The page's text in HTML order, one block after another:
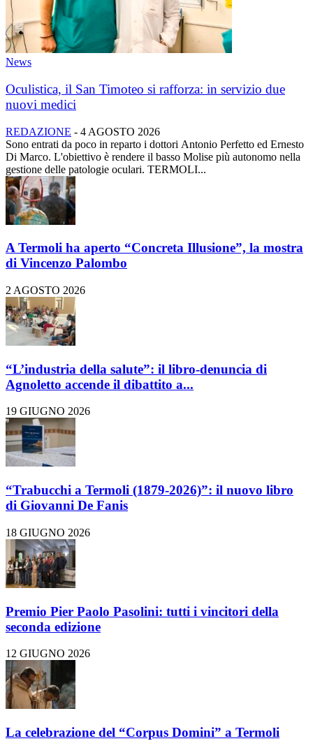
News
Oculistica, il San Timoteo si rafforza: in servizio due
nuovi medici
REDAZIONE - 4 AGOSTO 2026
Sono entrati da poco in reparto i dottori Antonio Perfetto ed Ernesto
Di Marco. L'obiettivo è rendere il basso Molise più autonomo nella
gestione delle patologie oculari. TERMOLI...
A Termoli ha aperto “Concreta Illusione”, la mostra
di Vincenzo Palombo
2 AGOSTO 2026
“L’industria della salute”: il libro-denuncia di
Agnoletto accende il dibattito a...
19 GIUGNO 2026
“Trabucchi a Termoli (1879-2026)”: il nuovo libro
di Giovanni De Fanis
18 GIUGNO 2026
Premio Pier Paolo Pasolini: tutti i vincitori della
seconda edizione
12 GIUGNO 2026
La celebrazione del “Corpus Domini” a Termoli